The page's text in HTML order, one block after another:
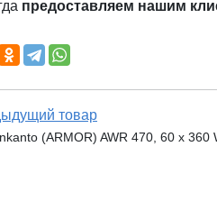
предоставляем нашим
товар
(ARMOR) AWR 470, 60 х 360